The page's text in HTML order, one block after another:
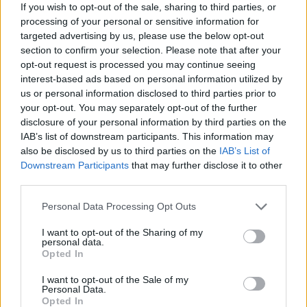
If you wish to opt-out of the sale, sharing to third parties, or
processing of your personal or sensitive information for
targeted advertising by us, please use the below opt-out
section to confirm your selection. Please note that after your
opt-out request is processed you may continue seeing
interest-based ads based on personal information utilized by
us or personal information disclosed to third parties prior to
your opt-out. You may separately opt-out of the further
disclosure of your personal information by third parties on the
IAB’s list of downstream participants. This information may
also be disclosed by us to third parties on the IAB’s List of
Downstream Participants that may further disclose it to other
Personal Data Processing Opt Outs
I want to opt-out of the Sharing of my
personal data.
Opted In
I want to opt-out of the Sale of my
Personal Data.
Opted In
teraz wszystko ogłoszono. Dla samego 25-latka jest to
pierwsza w karierze przygoda poza Europą. W
przeszłości grał on już w cypryjskim Anorthosis
Famagusta Esports, a także w rodzimych Teamie
Vitality oraz Gentle Mates. Z tą ostatnią ekipą rok temu
awansował nawet do VCT, ale debiutancki sezon na
najwyższym poziomie rozgrywkowym bynajmniej nie
był dla niego udany. Mimo to teraz nataNk dostał
niespodziewaną szansę od losu. Tą szansą jest wyjazd
za ocean, gdzie Bocqueho będzie mógł spróbować
CZYTAJ TEŻ:Gentle Mates zarzucają kierunek
Witajcie, przyjaciele! Jestem naprawdę
zaczęliśmy treningi. Czas nas goni, ale wierzcie mi, że
ciężko pracujemy